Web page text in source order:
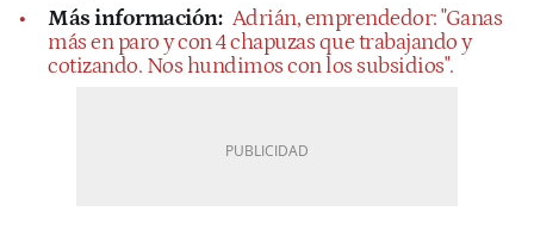
Más información: Adrián, emprendedor: "Ganas
más en paro y con 4 chapuzas que trabajando y
cotizando. Nos hundimos con los subsidios".